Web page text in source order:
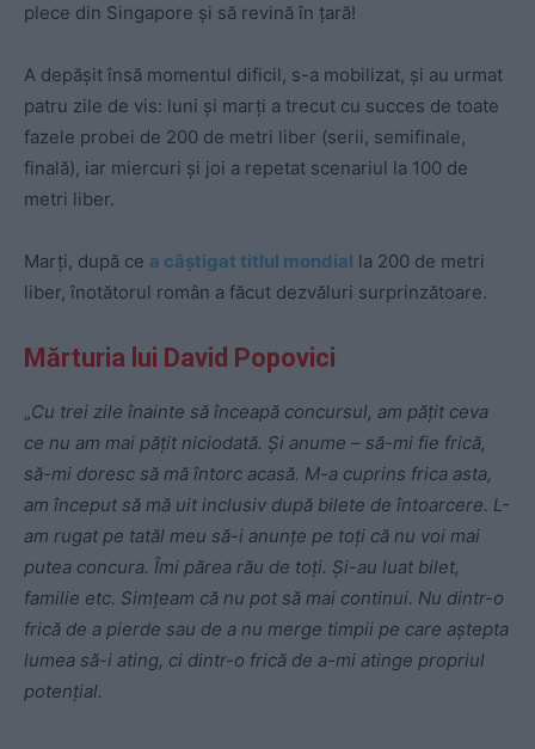
plece din Singapore și să revină în țară!
A depășit însă momentul dificil, s-a mobilizat, și au urmat
patru zile de vis: luni și marți a trecut cu succes de toate
fazele probei de 200 de metri liber (serii, semifinale,
finală), iar miercuri și joi a repetat scenariul la 100 de
metri liber.
Marți, după ce a câștigat titlul mondial la 200 de metri
liber, înotătorul român a făcut dezvăluri surprinzătoare.
Mărturia lui David Popovici
„Cu trei zile înainte să înceapă concursul, am păţit ceva
ce nu am mai păţit niciodată. Şi anume – să-mi fie frică,
să-mi doresc să mă întorc acasă. M-a cuprins frica asta,
am început să mă uit inclusiv după bilete de întoarcere. L-
am rugat pe tatăl meu să-i anunţe pe toţi că nu voi mai
putea concura. Îmi părea rău de toţi. Şi-au luat bilet,
familie etc. Simţeam că nu pot să mai continui. Nu dintr-o
frică de a pierde sau de a nu merge timpii pe care aştepta
lumea să-i ating, ci dintr-o frică de a-mi atinge propriul
potenţial.